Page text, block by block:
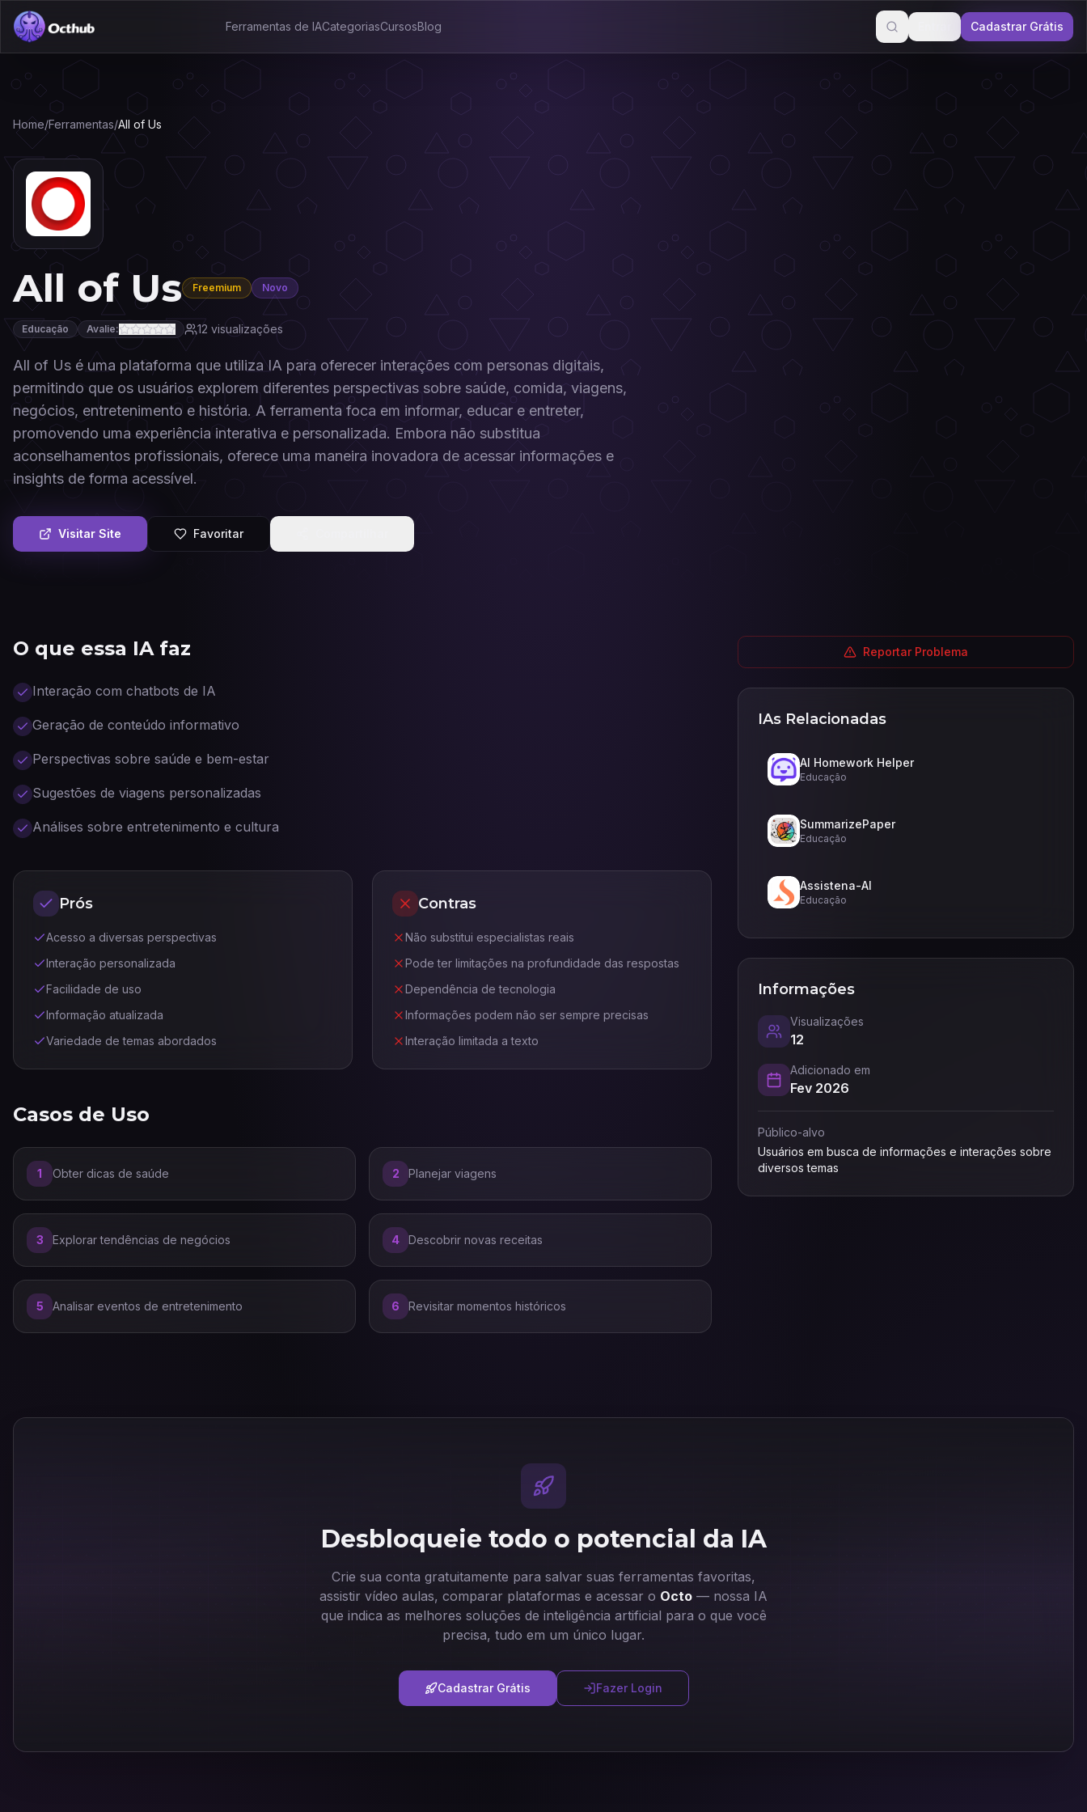
Ferramentas de IACategoriasCursosBlog Cadastrar Grátis
Home/Ferramentas/All of Us
All of Us Freemium Novo
Educação Avalie: 12 visualizações
All of Us é uma plataforma que utiliza IA para oferecer interações com personas digitais,
permitindo que os usuários explorem diferentes perspectivas sobre saúde, comida, viagens,
negócios, entretenimento e história. A ferramenta foca em informar, educar e entreter,
promovendo uma experiência interativa e personalizada. Embora não substitua
aconselhamentos profissionais, oferece uma maneira inovadora de acessar informações e
insights de forma acessível.
Visitar Site Favoritar
O que essa IA faz
Interação com chatbots de IA
Geração de conteúdo informativo
Perspectivas sobre saúde e bem-estar
Sugestões de viagens personalizadas
Análises sobre entretenimento e cultura
Prós
Acesso a diversas perspectivas
Interação personalizada
Facilidade de uso
Informação atualizada
Variedade de temas abordados
Contras
Não substitui especialistas reais
Pode ter limitações na profundidade das respostas
Dependência de tecnologia
Informações podem não ser sempre precisas
Interação limitada a texto
Casos de Uso
1 Obter dicas de saúde 2 Planejar viagens
3 Explorar tendências de negócios 4 Descobrir novas receitas
5 Analisar eventos de entretenimento 6 Revisitar momentos históricos
Reportar Problema
IAs Relacionadas
AI Homework Helper
Educação
SummarizePaper
Educação
Assistena-AI
Educação
Informações
Visualizações
12
Adicionado em
Fev 2026
Público-alvo
Usuários em busca de informações e interações sobre
diversos temas
Desbloqueie todo o potencial da IA
Crie sua conta gratuitamente para salvar suas ferramentas favoritas,
assistir vídeo aulas, comparar plataformas e acessar o Octo — nossa IA
que indica as melhores soluções de inteligência artificial para o que você
precisa, tudo em um único lugar.
Cadastrar Grátis Fazer Login